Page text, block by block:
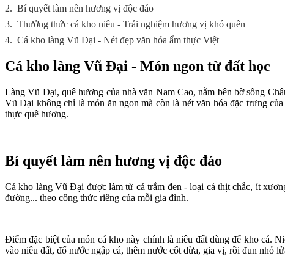
2. Bí quyết làm nên hương vị độc đáo
3. Thưởng thức cá kho niêu - Trải nghiệm hương vị khó quên
4. Cá kho làng Vũ Đại - Nét đẹp văn hóa ẩm thực Việt
Cá kho làng Vũ Đại - Món ngon từ đất học
Làng Vũ Đại, quê hương của nhà văn Nam Cao, nằm bên bờ sông
Vũ Đại không chỉ là món ăn ngon mà còn là nét văn hóa đặc trưng
thực quê hương.
Bí quyết làm nên hương vị độc đáo
Cá kho làng Vũ Đại được làm từ cá trắm đen - loại cá thịt chắc, ít
đường... theo công thức riêng của mỗi gia đình.
Điểm đặc biệt của món cá kho này chính là niêu đất dùng để kho cá.
vào niêu đất, đổ nước ngập cá, thêm nước cốt dừa, gia vị, rồi đun nhỏ